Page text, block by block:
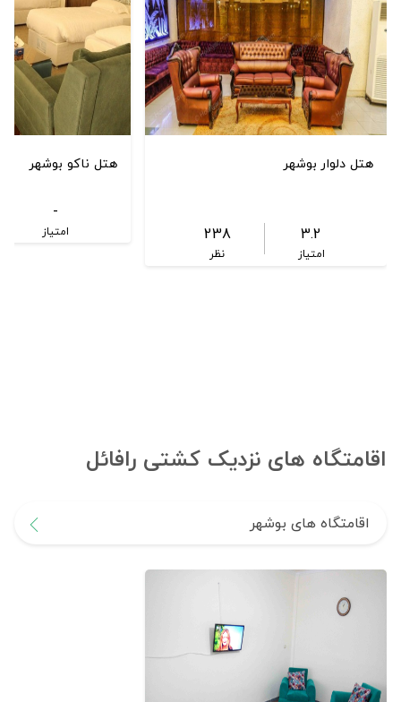
هتل دلوار بوشهر
3.2
امتیاز
238
نظر
هتل ناکو بوشهر
-
امتیاز
اقامتگاه های نزدیک کشتی رافائل
اقامتگاه های بوشهر